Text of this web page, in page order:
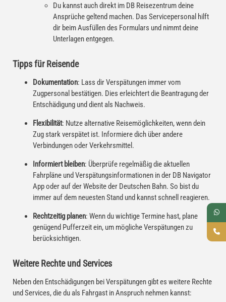
Du kannst auch direkt im DB Reisezentrum deine
Ansprüche geltend machen. Das Servicepersonal hilft
dir beim Ausfüllen des Formulars und nimmt deine
Unterlagen entgegen.
Tipps für Reisende
Dokumentation: Lass dir Verspätungen immer vom
Zugpersonal bestätigen. Dies erleichtert die Beantragung der
Entschädigung und dient als Nachweis.
Flexibilität: Nutze alternative Reisemöglichkeiten, wenn dein
Zug stark verspätet ist. Informiere dich über andere
Verbindungen oder Verkehrsmittel.
Informiert bleiben: Überprüfe regelmäßig die aktuellen
Fahrpläne und Verspätungsinformationen in der DB Navigator
App oder auf der Website der Deutschen Bahn. So bist du
immer auf dem neuesten Stand und kannst schnell reagieren.
Rechtzeitig planen: Wenn du wichtige Termine hast, plane
genügend Pufferzeit ein, um mögliche Verspätungen zu
berücksichtigen.
Weitere Rechte und Services
Neben den Entschädigungen bei Verspätungen gibt es weitere Rechte
und Services, die du als Fahrgast in Anspruch nehmen kannst: